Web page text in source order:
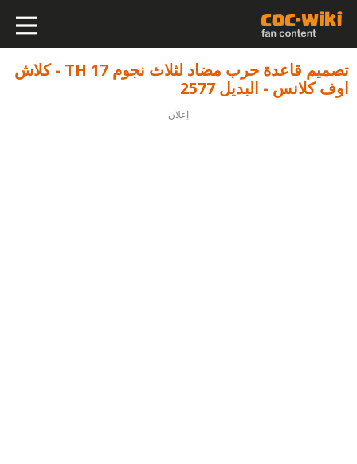
تصميم قاعدة حرب مضاد لثلاث نجوم TH 17 - كلاش
اوف كلانس - البديل 2577
إعلان